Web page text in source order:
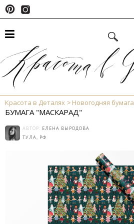
Красота в Деталях Новогодняя бумага
БУМАГА "МАСКАРАД"
АВТОР: ЕЛЕНА ВЫРОДОВА
ТУЛА, РФ